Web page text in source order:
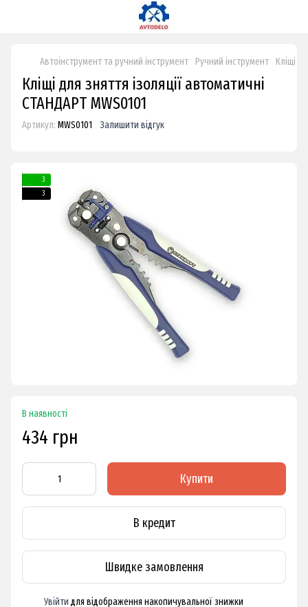
Автоінструмент та ручний інструмент Ручний інструмент Кліщі
Кліщі для зняття ізоляції автоматичні
СТАНДАРТ MWS0101
Артикул: MWS0101 Залишити відгук
3
3
В наявності
434 грн
Купити
В кредит
Швидке замовлення
Увійти для відображення накопичувальної знижки